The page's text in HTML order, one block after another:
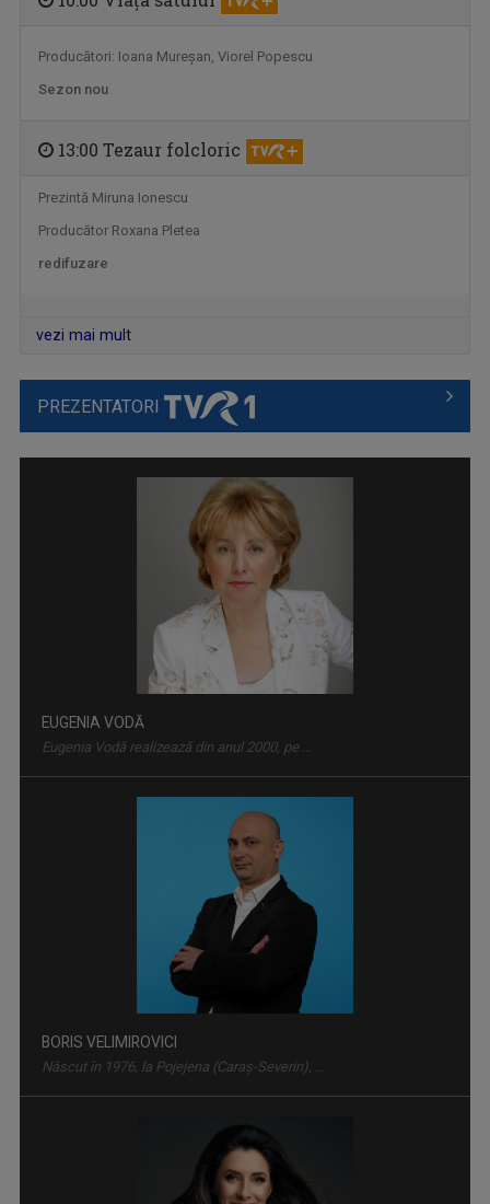
EXCLUSIV ÎN ROMÂNIA
AKZENTEMisiunea principală a emisiunii este să fie ...
Află ce s-a întâmplat relevant pentru viaţa ...
Lansată pe 10 martie 1957, „Viața satului” ...
Producători: Ioana Mureşan, Viorel Popescu
Sezon nou
13:00 Tezaur folcloric
Prezintă Miruna Ionescu
Producător Roxana Pletea
redifuzare
vezi mai mult
PREZENTATORI
EUGENIA VODĂ
Eugenia Vodă realizează din anul 2000, pe ...
BORIS VELIMIROVICI
Născut în 1976, la Pojejena (Caraş-Severin), ...